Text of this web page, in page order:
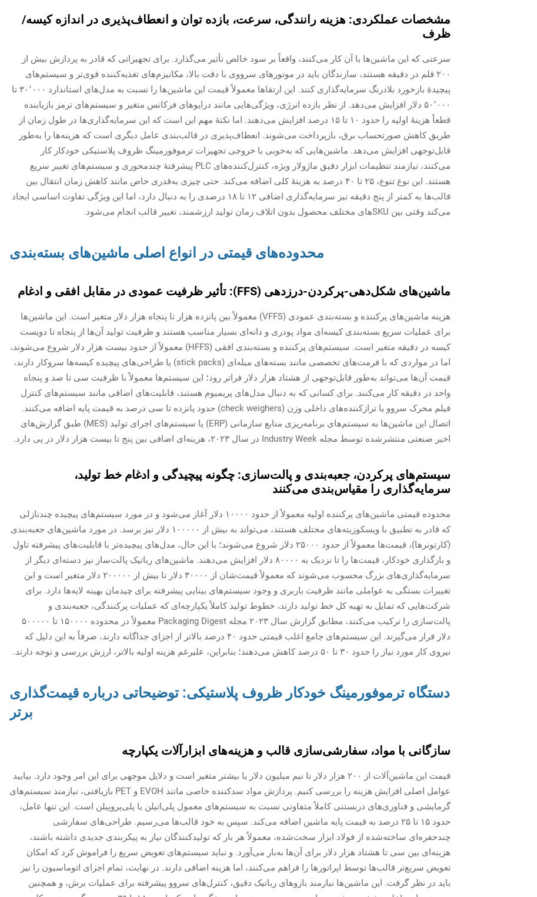
مشخصات عملکردی: هزینه رانندگی، سرعت، بازده توان و انعطاف‌پذیری در اندازه کیسه/
ظرف
سرعتی که این ماشین‌ها با آن کار می‌کنند، واقعاً بر سود خالص تأثیر می‌گذارد. برای تجهیزاتی که قادر به پردازش بیش از
۲۰۰ قلم در دقیقه هستند، سازندگان باید در موتورهای سرووی با دقت بالا، مکانیزم‌های تغذیه‌کننده قوی‌تر و سیستم‌های
پیچیدهٔ بازخورد بلادرنگ سرمایه‌گذاری کنند. این ارتقاها معمولاً قیمت این ماشین‌ها را نسبت به مدل‌های استاندارد ۳۰٬۰۰۰ تا
۵۰٬۰۰۰ دلار افزایش می‌دهد. از نظر بازده انرژی، ویژگی‌هایی مانند درایوهای فرکانس متغیر و سیستم‌های ترمز بازیابنده
قطعاً هزینهٔ اولیه را حدود ۱۰ تا ۱۵ درصد افزایش می‌دهند. اما نکتهٔ مهم این است که این سرمایه‌گذاری‌ها در طول زمان از
طریق کاهش صورتحساب برق، بازپرداخت می‌شوند. انعطاف‌پذیری در قالب‌بندی عامل دیگری است که هزینه‌ها را به‌طور
قابل‌توجهی افزایش می‌دهد. ماشین‌هایی که به‌خوبی با خروجی تجهیزات ترموفورمینگ ظروف پلاستیکی خودکار کار
می‌کنند، نیازمند تنظیمات ابزار دقیق ماژولار ویژه، کنترل‌کننده‌های PLC پیشرفتهٔ چندمحوری و سیستم‌های تغییر سریع
هستند. این نوع تنوع، ۲۵ تا ۴۰ درصد به هزینهٔ کلی اضافه می‌کند. حتی چیزی به‌قدری خاص مانند کاهش زمان انتقال بین
قالب‌ها به کمتر از پنج دقیقه نیز سرمایه‌گذاری اضافی ۱۲ تا ۱۸ درصدی را به دنبال دارد، اما این ویژگی تفاوت اساسی ایجاد
می‌کند وقتی بین SKUهای مختلف محصول بدون اتلاف زمان تولید ارزشمند، تغییر قالب انجام می‌شود.
محدوده‌های قیمتی در انواع اصلی ماشین‌های بسته‌بندی
ماشین‌های شکل‌دهی-پرکردن-درزدهی (FFS): تأثیر ظرفیت عمودی در مقابل افقی و ادغام
هزینه ماشین‌های پرکننده و بسته‌بندی عمودی (VFFS) معمولاً بین پانزده هزار تا پنجاه هزار دلار متغیر است. این ماشین‌ها
برای عملیات سریع بسته‌بندی کیسه‌ای مواد پودری و دانه‌ای بسیار مناسب هستند و ظرفیت تولید آن‌ها از پنجاه تا دویست
کیسه در دقیقه متغیر است. سیستم‌های پرکننده و بسته‌بندی افقی (HFFS) معمولاً از حدود بیست هزار دلار شروع می‌شوند،
اما در مواردی که با فرمت‌های تخصصی مانند بسته‌های میله‌ای (stick packs) یا طراحی‌های پیچیده کیسه‌ها سروکار دارند،
قیمت آن‌ها می‌تواند به‌طور قابل‌توجهی از هشتاد هزار دلار فراتر رود؛ این سیستم‌ها معمولاً با ظرفیت سی تا صد و پنجاه
واحد در دقیقه کار می‌کنند. برای کسانی که به دنبال مدل‌های پریمیوم هستند، قابلیت‌های اضافی مانند سیستم‌های کنترل
فیلم محرک سروو یا ترازکننده‌های داخلی وزن (check weighers) حدود پانزده تا سی درصد به قیمت پایه اضافه می‌کنند.
اتصال این ماشین‌ها به سیستم‌های برنامه‌ریزی منابع سازمانی (ERP) یا سیستم‌های اجرای تولید (MES) طبق گزارش‌های
اخیر صنعتی منتشرشده توسط مجله Industry Week در سال ۲۰۲۳، هزینه‌ای اضافی بین پنج تا بیست هزار دلار در پی دارد.
سیستم‌های پرکردن، جعبه‌بندی و پالت‌سازی: چگونه پیچیدگی و ادغام خط تولید،
سرمایه‌گذاری را مقیاس‌بندی می‌کنند
محدوده قیمتی ماشین‌های پرکننده اولیه معمولاً از حدود ۱۰۰۰۰ دلار آغاز می‌شود و در مورد سیستم‌های پیچیده چندنازلی
که قادر به تطبیق با ویسکوزیته‌های مختلف هستند، می‌تواند به بیش از ۱۰۰۰۰۰ دلار نیز برسد. در مورد ماشین‌های جعبه‌بندی
(کارتونرها)، قیمت‌ها معمولاً از حدود ۲۵۰۰۰ دلار شروع می‌شوند؛ با این حال، مدل‌های پیچیده‌تر با قابلیت‌های پیشرفته تاول
و بارگذاری خودکار، قیمت‌ها را تا نزدیک به ۸۰۰۰۰ دلار افزایش می‌دهند. ماشین‌های رباتیک پالت‌ساز نیز دسته‌ای دیگر از
سرمایه‌گذاری‌های بزرگ محسوب می‌شوند که معمولاً قیمت‌شان از ۳۰۰۰۰ دلار تا بیش از ۲۰۰۰۰۰ دلار متغیر است و این
تغییرات بستگی به عواملی مانند ظرفیت باربری و وجود سیستم‌های بینایی پیشرفته برای چیدمان بهینه لایه‌ها دارد. برای
شرکت‌هایی که تمایل به تهیه کل خط تولید دارند، خطوط تولید کاملاً یکپارچه‌ای که عملیات پرکنندگی، جعبه‌بندی و
پالت‌سازی را ترکیب می‌کنند، مطابق گزارش سال ۲۰۲۳ مجله Packaging Digest معمولاً در محدوده ۱۵۰۰۰۰ تا ۵۰۰۰۰۰
دلار قرار می‌گیرند. این سیستم‌های جامع اغلب قیمتی حدود ۴۰ درصد بالاتر از اجزای جداگانه دارند، صرفاً به این دلیل که
نیروی کار مورد نیاز را حدود ۳۰ تا ۵۰ درصد کاهش می‌دهند؛ بنابراین، علیرغم هزینه اولیه بالاتر، ارزش بررسی و توجه دارند.
دستگاه ترموفورمینگ خودکار ظروف پلاستیکی: توضیحاتی درباره قیمت‌گذاری
برتر
سازگانی با مواد، سفارشی‌سازی قالب و هزینه‌های ابزارآلات یکپارچه
قیمت این ماشین‌آلات از ۲۰۰ هزار دلار تا نیم میلیون دلار یا بیشتر متغیر است و دلایل موجهی برای این امر وجود دارد. بیایید
عوامل اصلی افزایش هزینه را بررسی کنیم. پردازش مواد سدکننده خاصی مانند EVOH و PET بازیافتی، نیازمند سیستم‌های
گرمایشی و فناوری‌های دربستنی کاملاً متفاوتی نسبت به سیستم‌های معمول پلی‌اتیلن یا پلی‌پروپیلن است. این تنها عامل،
حدود ۱۵ تا ۲۵ درصد به قیمت پایه ماشین اضافه می‌کند. سپس به خود قالب‌ها می‌رسیم. طراحی‌های سفارشی
چندحفره‌ای ساخته‌شده از فولاد ابزار سخت‌شده، معمولاً هر بار که تولیدکنندگان نیاز به پیکربندی جدیدی داشته باشند،
هزینه‌ای بین سی تا هشتاد هزار دلار برای آن‌ها به‌بار می‌آورد. و نباید سیستم‌های تعویض سریع را فراموش کرد که امکان
تعویض سریع‌تر قالب‌ها توسط اپراتورها را فراهم می‌کنند، اما هزینه اضافی دارند. در نهایت، تمام اجزای اتوماسیون را نیز
باید در نظر گرفت. این ماشین‌ها نیازمند بازوهای رباتیک دقیق، کنترل‌های سروو پیشرفته برای عملیات برش، و همچنین